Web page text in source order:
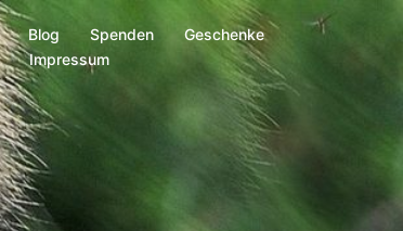
Blog Spenden
Geschenke
Impressum